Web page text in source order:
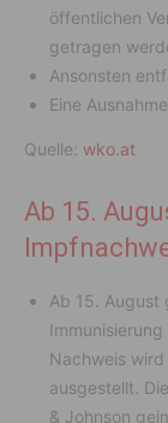
öffentlichen
getragen
Ansonsten
Eine
Quelle: wko.at
Ab 15.
Ab 15. August
Nachweis
ausgestellt.
& Johnson